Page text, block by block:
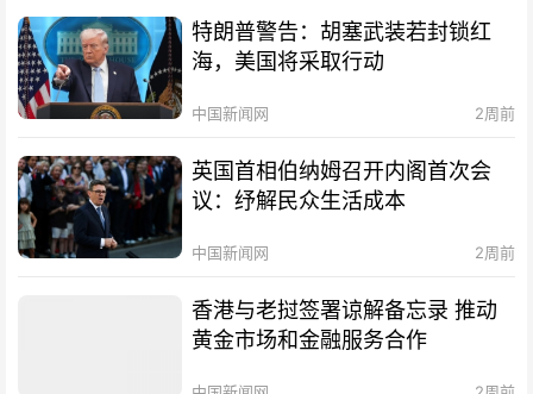
特朗普警告：胡塞武装若封锁红
海，美国将采取行动
中国新闻网 2周前
英国首相伯纳姆召开内阁首次会
议：纾解民众生活成本
中国新闻网 2周前
香港与老挝签署谅解备忘录 推动
黄金市场和金融服务合作